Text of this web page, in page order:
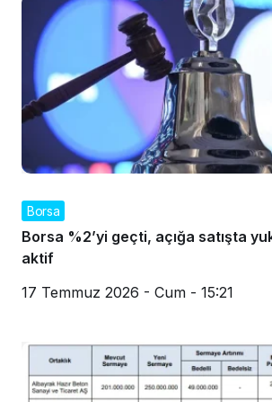
Borsa
Borsa %2’yi geçti, açığa satışta
aktif
17 Temmuz 2026 - Cum - 15:21